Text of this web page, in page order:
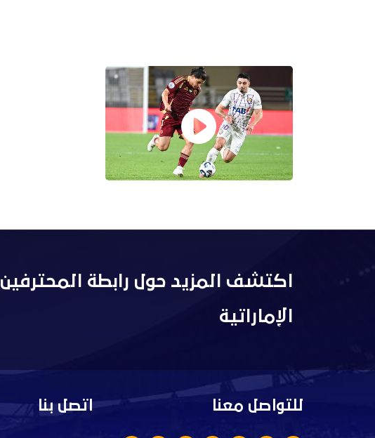
اكتشف المزيد حول رابطة المحترفين
الإماراتية
للتواصل معنا اتصل بنا